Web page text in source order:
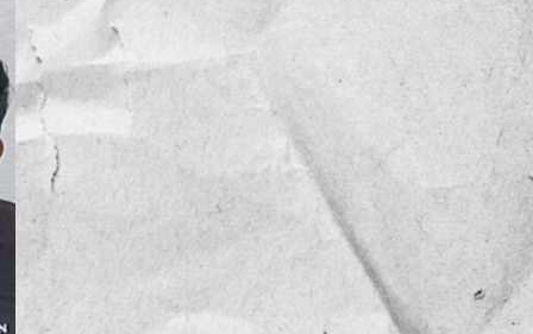
VIDEO COLUMNA
VIDEO NOTA